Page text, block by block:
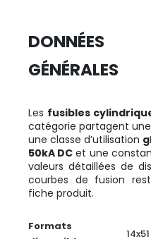
DONNÉES
GÉNÉRALES
Les fusibles
catégorie partagent
une classe d’utilisation
50kA DC et une
valeurs détaillées de
courbes de fusion
fiche produit.
Formats